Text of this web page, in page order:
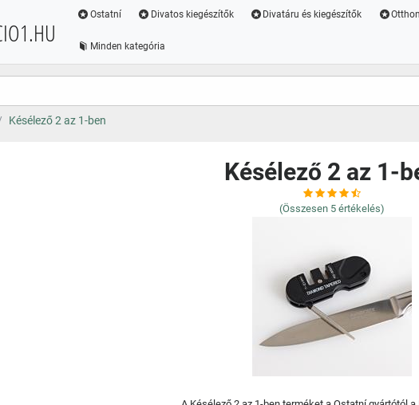
Ostatní Divatos kiegészítők Divatáru és kiegészítők Otthon
Minden kategória
Késélező 2 az 1-ben
Késélező 2 az 1-
(Összesen 5 értékelés)